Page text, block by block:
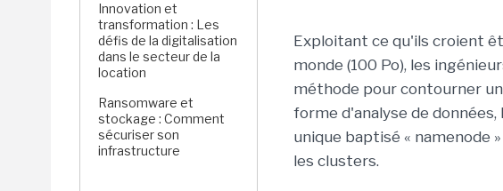
Innovation et
transformation : Les
défis de la digitalisation
dans le secteur de la
location
Ransomware et
stockage : Comment
sécuriser son
infrastructure
Exploitant ce qu'ils croient
monde (100 Po), les
méthode pour contourner
forme d'analyse de
unique baptisé « namenode
les clusters.